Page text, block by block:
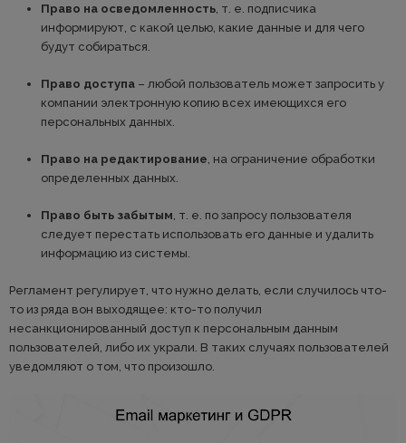
Право на осведомленность , т. е. подписчика
информируют, с какой целью, какие данные и для чего
будут собираться.
Право доступа – любой пользователь может запросить у
компании электронную копию всех имеющихся его
персональных данных.
Право на редактирование , на ограничение обработки
определенных данных.
Право быть забытым , т. е. по запросу пользователя
следует перестать использовать его данные и удалить
информацию из системы.
Регламент регулирует, что нужно делать, если случилось что-
то из ряда вон выходящее: кто-то получил
несанкционированный доступ к персональным данным
пользователей, либо их украли. В таких случаях пользователей
уведомляют о том, что произошло.